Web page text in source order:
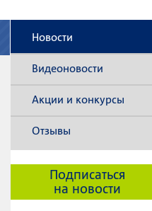
Новости
Видеоновости
Акции и конкурсы
Отзывы
Подписаться
на новости